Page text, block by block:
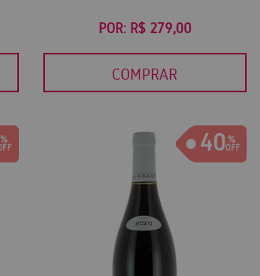
POR: R$ 279,00
COMPRAR
40